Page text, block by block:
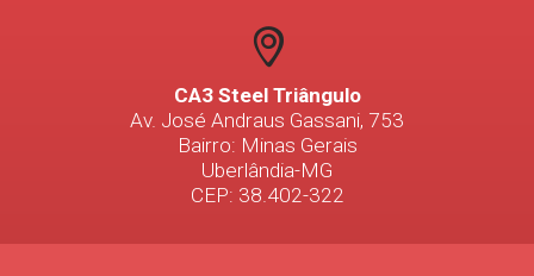
CA3 Steel Triângulo
Av. José Andraus Gassani, 753
Bairro: Minas Gerais
Uberlândia-MG
CEP: 38.402-322